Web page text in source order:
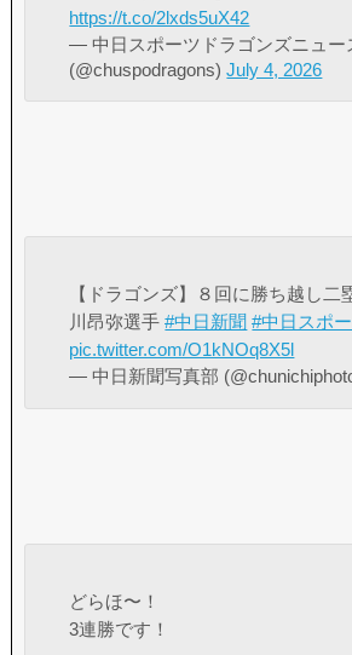
https://t.co/2lxds5uX42
— 中日スポーツドラゴンズニュー
(@chuspodragons)July 4, 2026
【ドラゴンズ】８回に勝ち越し二
川昂弥選手#中日新聞 #中日スポ
pic.twitter.com/O1kNOq8X5l
— 中日新聞写真部
どらほ〜！
3連勝です！